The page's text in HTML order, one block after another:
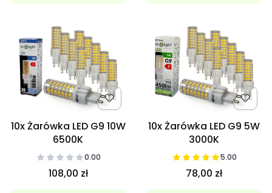
10x Żarówka LED G9 10W
6500K
0.00
108,00 zł
10x Żarówka LED G9 5W
3000K
5.00
78,00 zł